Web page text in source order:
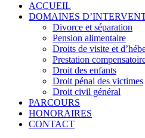
ACCUEIL
DOMAINES
Divorce et séparation
Pension alimentaire
Droits de visite et
Prestation
Droit des enfants
Droit pénal des victimes
Droit civil général
PARCOURS
HONORAIRES
CONTACT